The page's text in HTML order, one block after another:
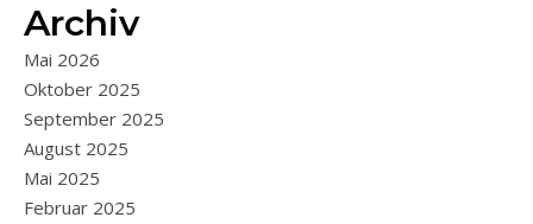
Archiv
Mai 2026
Oktober 2025
September 2025
August 2025
Mai 2025
Februar 2025